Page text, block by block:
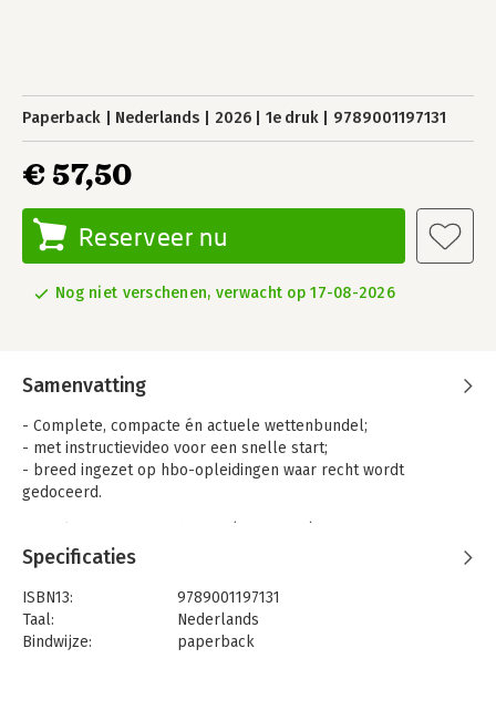
Paperback Nederlands 2026 1e druk 9789001197131
€ 57,50
Reserveer nu
Nog niet verschenen, verwacht op 17-08-2026
Samenvatting
- Complete, compacte én actuele wettenbundel;
- met instructievideo voor een snelle start;
- breed ingezet op hbo-opleidingen waar recht wordt
gedoceerd.
complete en actuele wettenbundel die al tientallen jaren
volop wordt gebruik in het juridisch onderwijs. Voor een
volledig beeld van de inhoud van wetteksten en de
systematiek van wetgeving zijn de geselecteerde wet- en
verdragsteksten integraal opgenomen. Deze wettenbundel is
Specificaties
ISBN13:
9789001197131
Taal:
Nederlands
Bindwijze:
paperback